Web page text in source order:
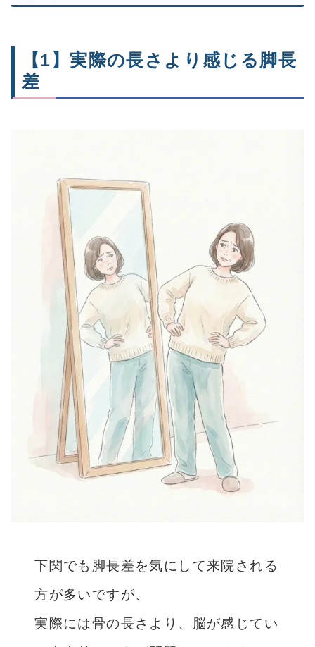
【1】実際の長さより感じる脚長
差
下関でも脚長差を気にして来院される
方が多いですが、
実際には骨の長さより、脳が感じてい